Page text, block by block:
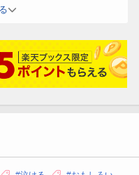
上げられないものかもしれ